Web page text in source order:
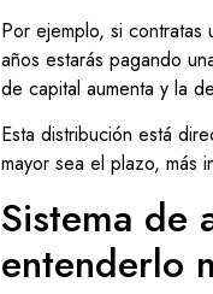
Por ejemplo, si
años estarás pagando
de capital aumenta y la
Esta distribución está
mayor sea el plazo, más
Sistema de
entenderlo